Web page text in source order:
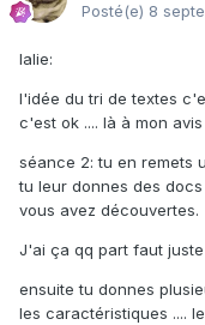
Posté(e) 8
lalie:
l'idée du tri de textes
c'est ok .... là à mon
séance 2: tu en remets
tu leur donnes des
vous avez découvertes.
J'ai ça qq part faut
ensuite tu donnes
les caractéristiques ....